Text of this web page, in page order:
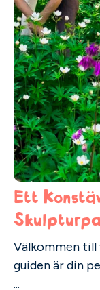
Ett
Välkommen till
guiden är din
...